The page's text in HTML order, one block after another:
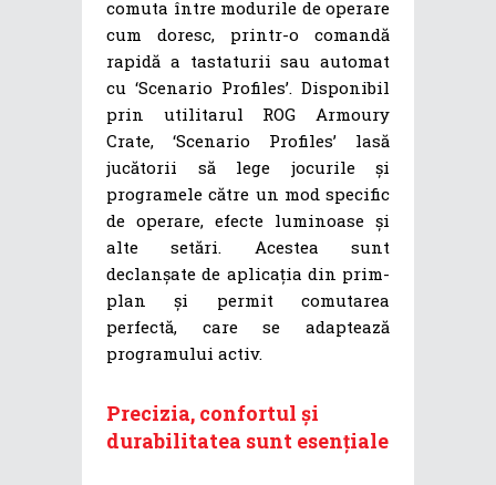
comuta între modurile de operare
cum doresc, printr-o comandă
rapidă a tastaturii sau automat
cu ‘Scenario Profiles’. Disponibil
prin utilitarul ROG Armoury
Crate, ‘Scenario Profiles’ lasă
jucătorii să lege jocurile și
programele către un mod specific
de operare, efecte luminoase și
alte setări. Acestea sunt
declanșate de aplicația din prim-
plan și permit comutarea
perfectă, care se adaptează
programului activ.
Precizia, confortul și
durabilitatea sunt esențiale